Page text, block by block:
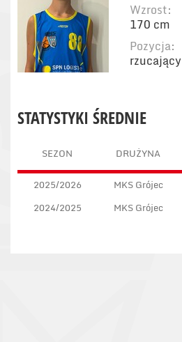
Wzrost:
170 cm
Pozycja:
rzucający
STATYSTYKI ŚREDNIE
SEZON DRUŻYNA
2025/2026 MKS Grójec
2024/2025
MKS Grójec